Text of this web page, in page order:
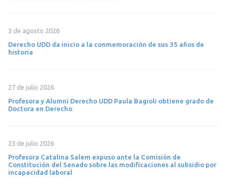
3 de agosto 2026
Derecho UDD da inicio a la conmemoración de sus 35 años de
historia
27 de julio 2026
Profesora y Alumni Derecho UDD Paula Bagioli obtiene grado de
Doctora en Derecho
23 de julio 2026
Profesora Catalina Salem expuso ante la Comisión de
Constitución del Senado sobre las modificaciones al subsidio por
incapacidad laboral